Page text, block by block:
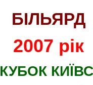
БІЛЬЯРД
2007 рік